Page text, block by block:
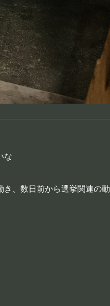
な
、数日前から選挙関連の動